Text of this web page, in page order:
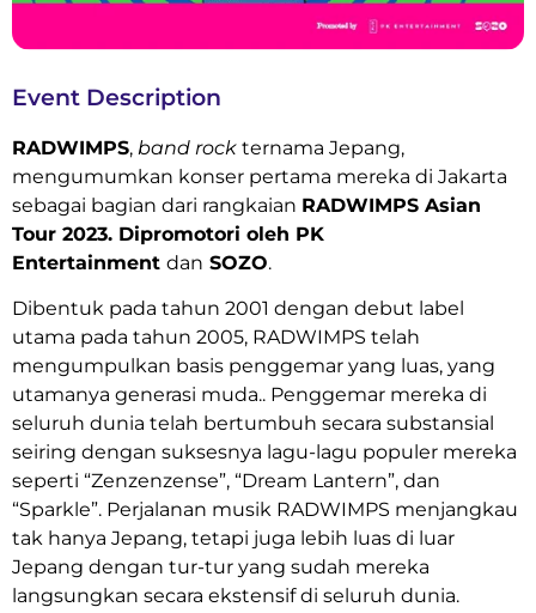
Event Description
RADWIMPS, band rock ternama Jepang,
mengumumkan konser pertama mereka di Jakarta
sebagai bagian dari rangkaian RADWIMPS Asian
Tour 2023. Dipromotori oleh PK
Entertainment dan SOZO.
Dibentuk pada tahun 2001 dengan debut label
utama pada tahun 2005, RADWIMPS telah
mengumpulkan basis penggemar yang luas, yang
utamanya generasi muda.. Penggemar mereka di
seluruh dunia telah bertumbuh secara substansial
seiring dengan suksesnya lagu-lagu populer mereka
seperti “Zenzenzense”, “Dream Lantern”, dan
“Sparkle”. Perjalanan musik RADWIMPS menjangkau
tak hanya Jepang, tetapi juga lebih luas di luar
Jepang dengan tur-tur yang sudah mereka
langsungkan secara ekstensif di seluruh dunia.